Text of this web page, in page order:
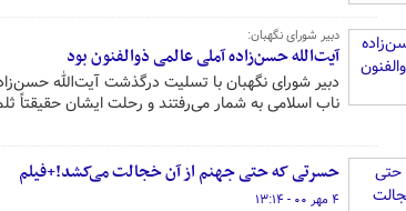
دبیر شورای نگهبان:
آیت‌الله حسن‌زاده آملی عالمی ذوالفنون بود
دبیر شورای نگهبان با تسلیت درگذشت آیت‌الله
ناب اسلامی به شمار می‌رفتند و رحلت ایشان حقیقتاً
حسرتی که حتی جهنم از آن خجالت می‌کشد!+فیلم
۴ مهر ۰۰ - ۱۳:۱۴